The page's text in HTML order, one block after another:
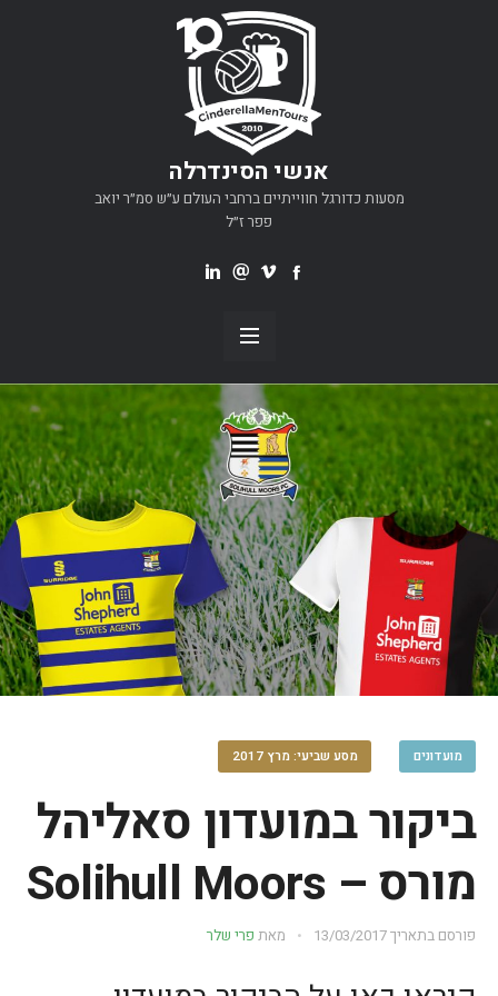
אנשי הסינדרלה
מסעות כדורגל חווייתיים ברחבי העולם ע״ש סמ״ר יואב
פפר ז״ל
מועדונים מסע שביעי: מרץ 2017
ביקור במועדון סאליהל
מורס – Solihull Moors
פורסם בתאריך13/03/2017 מאת פרי שלר